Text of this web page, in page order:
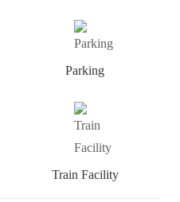
Parking
Train Facility